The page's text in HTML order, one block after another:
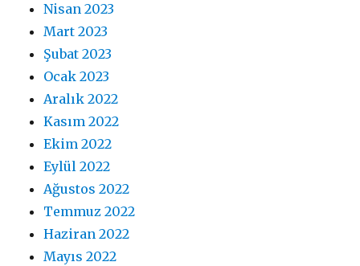
Nisan 2023
Mart 2023
Şubat 2023
Ocak 2023
Aralık 2022
Kasım 2022
Ekim 2022
Eylül 2022
Ağustos 2022
Temmuz 2022
Haziran 2022
Mayıs 2022